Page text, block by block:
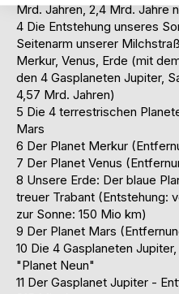
Mrd. Jahren, 2,4 Mrd. Jahre
4 Die Entstehung unseres
Seitenarm unserer
Merkur, Venus, Erde (mit
den 4 Gasplaneten Jupiter,
4,57 Mrd. Jahren)
5 Die 4 terrestrischen
Mars
6 Der Planet Merkur
7 Der Planet Venus
8 Unsere Erde: Der blaue
treuer Trabant (Entstehung:
zur Sonne: 150 Mio km)
9 Der Planet Mars
10 Die 4 Gasplaneten
"Planet Neun"
11 Der Gasplanet Jupiter -